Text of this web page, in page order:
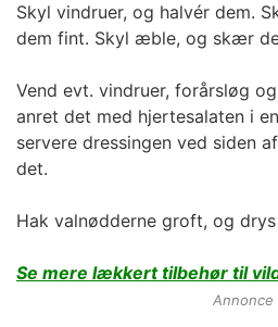
Skyl vindruer, og halvér dem.
dem fint. Skyl æble, og skær
Vend evt. vindruer, forårsløg
anret det med hjertesalaten i
servere dressingen ved siden
det.
Hak valnødderne groft, og
Se mere lækkert tilbehør til
Annonce